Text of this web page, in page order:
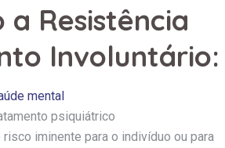
Resistência
Involuntário:
mental
psiquiátrico
iminente para o indivíduo ou para